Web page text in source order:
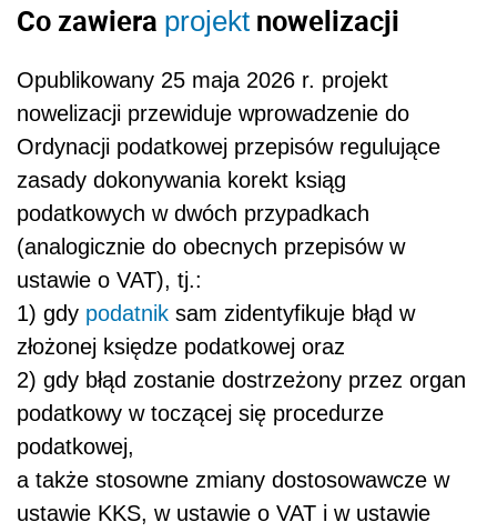
Co zawiera projekt nowelizacji
Opublikowany 25 maja 2026 r. projekt
nowelizacji przewiduje wprowadzenie do
Ordynacji podatkowej przepisów regulujące
zasady dokonywania korekt ksiąg
podatkowych w dwóch przypadkach
(analogicznie do obecnych przepisów w
ustawie o VAT), tj.:
1) gdy podatnik sam zidentyfikuje błąd w
złożonej księdze podatkowej oraz
2) gdy błąd zostanie dostrzeżony przez organ
podatkowy w toczącej się procedurze
podatkowej,
a także stosowne zmiany dostosowawcze w
ustawie KKS, w ustawie o VAT i w ustawie